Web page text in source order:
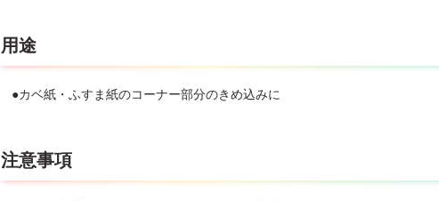
用途
●カベ紙・ふすま紙のコーナー部分のきめ込みに
注意事項